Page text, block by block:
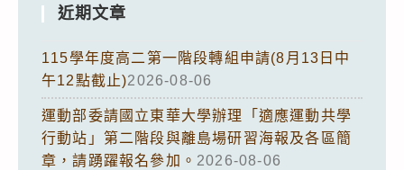
近期文章
115學年度高二第一階段轉組申請(8月13日中
午12點截止)2026-08-06
運動部委請國立東華大學辦理「適應運動共學
行動站」第二階段與離島場研習海報及各區簡
章，請踴躍報名參加。 2026-08-06